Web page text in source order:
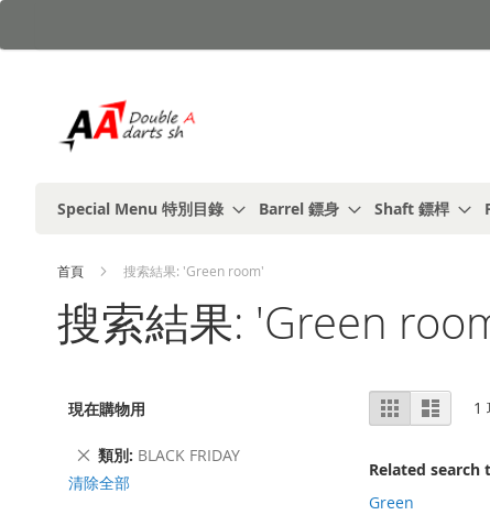
到
Special Menu 特別目錄
Barrel 鏢身 Shaft 鏢桿
首頁 搜索結果: 'Green room'
搜索結果: 'Green
視
圖
%1
及
列
表
1
Related search
Green
現在購物用
類別 BLACK FRIDAY
刪
除
該
清除全部